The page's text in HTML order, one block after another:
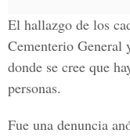
El hallazgo de los
Cementerio General
donde se cree que
personas.
Fue una denuncia